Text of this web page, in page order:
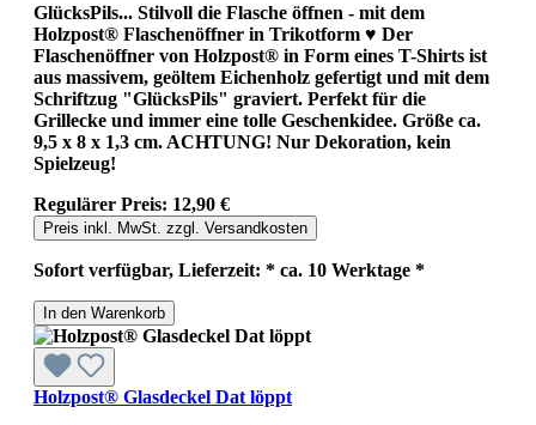
GlücksPils... Stilvoll die Flasche öffnen - mit dem
Holzpost® Flaschenöffner in Trikotform ♥ Der
Flaschenöffner von Holzpost® in Form eines T-Shirts ist
aus massivem, geöltem Eichenholz gefertigt und mit dem
Schriftzug "GlücksPils" graviert. Perfekt für die
Grillecke und immer eine tolle Geschenkidee. Größe ca.
9,5 x 8 x 1,3 cm. ACHTUNG! Nur Dekoration, kein
Spielzeug!
Regulärer Preis: 12,90 €
Preis inkl. MwSt. zzgl. Versandkosten
Sofort verfügbar, Lieferzeit: * ca. 10 Werktage *
In den Warenkorb
Holzpost® Glasdeckel Dat löppt